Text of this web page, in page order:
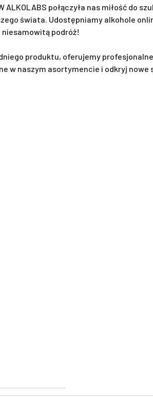
połączyła nas miłość do
świata. Udostępniamy alkohole
niesamowitą podróż!
produktu, oferujemy
w naszym asortymencie i odkryj nowe